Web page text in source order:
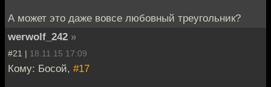
А может это даже вовсе любовный треугольник?
werwolf_242 »
#21 | 18.11.15 17:09
Кому: Босой, #17